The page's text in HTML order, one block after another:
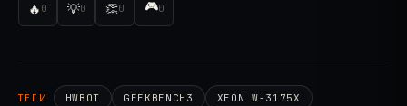
🔥 0 💡0 👏0 🎮0
ТЕГИ HWBOT GEEKBENCH3
XEON W-3175X